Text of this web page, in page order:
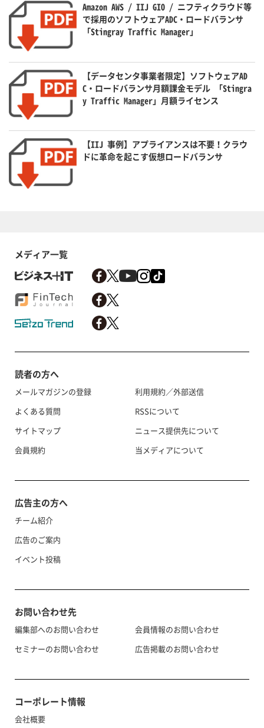
Amazon AWS / IIJ GIO / ニフティクラウド等
で採用のソフトウェアADC・ロードバランサ
「Stingray Traffic Manager」
【データセンタ事業者限定】ソフトウェアAD
C・ロードバランサ月額課金モデル 「Stingra
y Traffic Manager」月額ライセンス
【IIJ 事例】アプライアンスは不要！クラウ
ドに革命を起こす仮想ロードバランサ
メディア一覧
読者の方へ
メールマガジンの登録
よくある質問
サイトマップ
会員規約
利用規約／外部送信
RSSについて
ニュース提供先について
当メディアについて
広告主の方へ
チーム紹介
広告のご案内
イベント投稿
お問い合わせ先
編集部へのお問い合わせ
セミナーのお問い合わせ
会員情報のお問い合わせ
広告掲載のお問い合わせ
コーポレート情報
会社概要